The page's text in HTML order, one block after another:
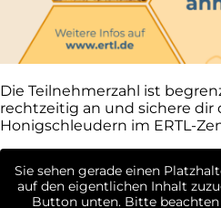
Die Teilnehmerzahl ist
rechtzeitig an und sichere dir
Honigschleudern im ERTL-
Sie sehen gerade einen
auf den eigentlichen Inhalt
Button unten. Bitte beachten